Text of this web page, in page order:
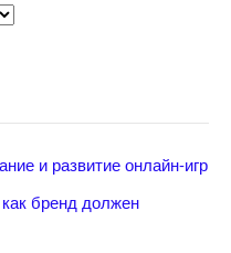
и развитие онлайн-игр
бренд должен